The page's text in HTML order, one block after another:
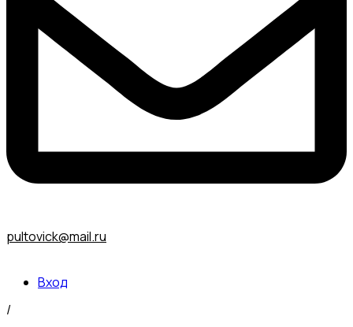
pultovick@mail.ru
Вход
/